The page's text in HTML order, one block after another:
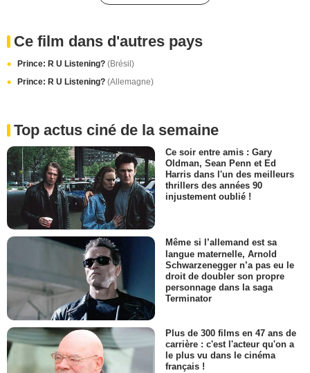
Ce film dans d'autres pays
Prince: R U Listening? (Brésil)
Prince: R U Listening? (Allemagne)
Top actus ciné de la semaine
Ce soir entre amis : Gary
Oldman, Sean Penn et Ed
Harris dans l'un des meilleurs
thrillers des années 90
injustement oublié !
Même si l’allemand est sa
langue maternelle, Arnold
Schwarzenegger n’a pas eu le
droit de doubler son propre
personnage dans la saga
Terminator
Plus de 300 films en 47 ans de
carrière : c'est l'acteur qu'on a
le plus vu dans le cinéma
français !